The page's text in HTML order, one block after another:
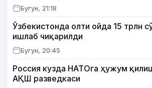
Бугун, 21:18
Ўзбекистонда олти ойда 15 трлн
ишлаб чиқарилди
Бугун, 20:45
Россия кузда НАТОга ҳужум
АҚШ разведкаси